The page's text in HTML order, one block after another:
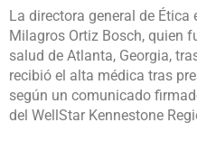
La directora general de
Milagros Ortiz Bosch, quien
salud de Atlanta, Georgia,
recibió el alta médica tras
según un comunicado
del WellStar Kennestone